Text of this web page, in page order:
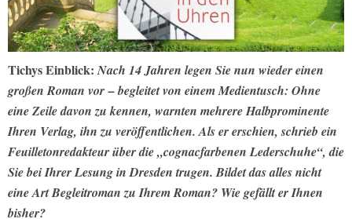
Tichys Einblick:Nach 14 Jahren legen Sie nun wieder einen
großen Roman vor – begleitet von einem Medientusch: Ohne
eine Zeile davon zu kennen, warnten mehrere Halbprominente
Ihren Verlag, ihn zu veröffentlichen. Als er erschien, schrieb ein
Feuilletonredakteur über die „cognacfarbenen Lederschuhe“, die
Sie bei Ihrer Lesung in Dresden trugen. Bildet das alles nicht
eine Art Begleitroman zu Ihrem Roman? Wie gefällt er Ihnen
bisher?